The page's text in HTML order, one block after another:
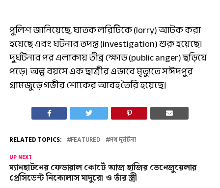
পুলিশ জানিয়েছে, ঘাতক লরিটিকে (lorry) আটক করা
হয়েছে এবং ঘটনার তদন্ত (investigation) শুরু হয়েছে।
দুর্ঘটনার পর এলাকায় তীব্র ক্ষোভ (public anger) ছড়িয়ে
পড়ে। অল্প বয়সে এক ছাত্রীর এভাবে মৃত্যুতে সঈদপুর
গ্রামজুড়ে গভীর শোকের আবহ তৈরি হয়েছে।
RELATED TOPICS: FEATURED পথ দুর্ঘটনা
UP NEXT
ম্যানহাটনের ফেডারাল কোর্টে আজ হাজির ভেনেজুয়েলার
প্রেসিডেন্ট নিকোলাস মাদুরো ও তাঁর স্ত্রী